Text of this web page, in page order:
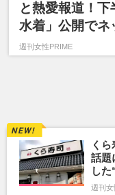
と熱愛報道！
水着」公開でネ
週刊女性PRIME
く
話題
し
週刊女